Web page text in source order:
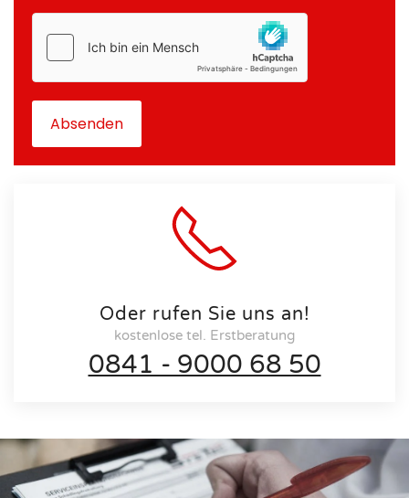
hCaptcha
Absenden
Oder rufen Sie uns an!
kostenlose tel. Erstberatung
0841 - 9000 68 50